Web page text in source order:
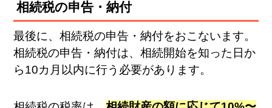
相続税の申告・納付
最後に、相続税の申告・納付をおこないます。
相続税の申告・納付は、相続開始を知った日か
ら10カ月以内に行う必要があります。